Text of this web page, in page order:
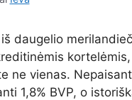
daugelio
ne vienas.
1,8% BVP, o